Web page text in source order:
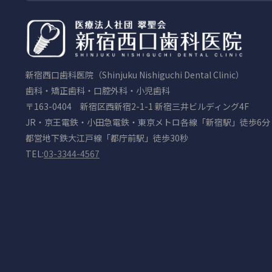
新宿西口歯科医院（Shinjuku Nishiguchi Dental Clinic）
歯科・矯正歯科・口腔外科・小児歯科
〒163-0404 新宿区西新宿2-1-1 新宿三井ビルディング4F
JR・京王電鉄・小田急電鉄・東京メトロ各線「新宿駅」徒歩6分
都営地下鉄大江戸線「都庁前駅」徒歩30秒
TEL:03-3344-4567